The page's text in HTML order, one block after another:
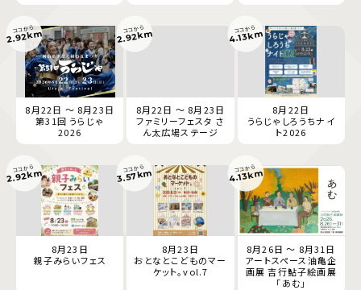
8月22日 ～ 8月23日
第31回 うらじゃ
2026
ココから
2.92km
8月22日 ～ 8月23日
ファミリーフェスタ さ
ん太広場ステージ
ココから
2.92km
8月22日
うらじゃしろうちナイ
ト2026
ココから
4.13km
8月23日
親子みらいフェス
ココから
2.92km
8月23日
おとなとこどものマー
ケット。vol.7
ココから
3.57km
8月26日 ～ 8月31日
アートスペース油亀企
画展 吉行鮎子絵画展
「あむ」
ココから
4.13km